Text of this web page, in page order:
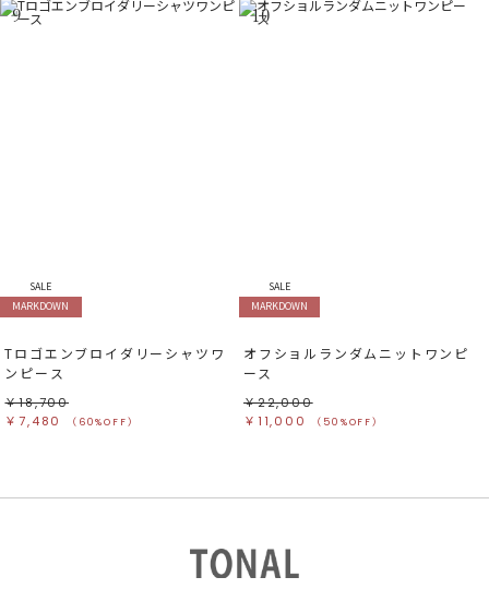
9
SALE
MARKDOWN
Tロゴエンブロイダリーシャツワ
ンピース
￥18,700
￥7,480
（60%OFF）
10
SALE
MARKDOWN
オフショルランダムニットワンピ
ース
￥22,000
￥11,000
（50%OFF）